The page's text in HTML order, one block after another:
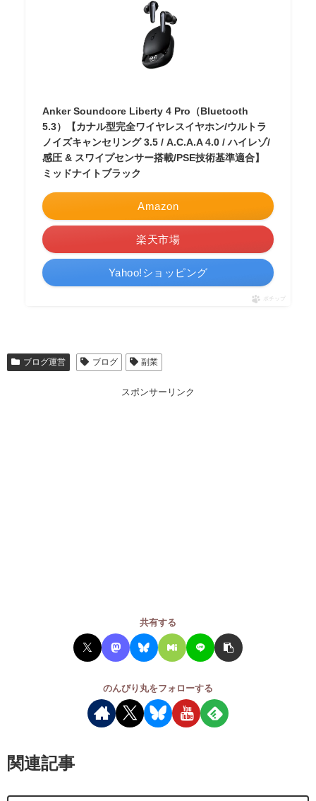
Anker Soundcore Liberty 4 Pro（Bluetooth
5.3）【カナル型完全ワイヤレスイヤホン/ウルトラ
ノイズキャンセリング 3.5 / A.C.A.A 4.0 / ハイレゾ/
感圧 & スワイプセンサー搭載/PSE技術基準適合】
ミッドナイトブラック
Amazon
楽天市場
Yahoo!ショッピング
ポチップ
ブログ運営 ブログ 副業
スポンサーリンク
共有する
のんびり丸をフォローする
関連記事